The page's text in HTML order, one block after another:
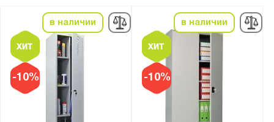
-10%
в наличии
-10%
в наличии
Высота, мм:
от
Ширина, мм: